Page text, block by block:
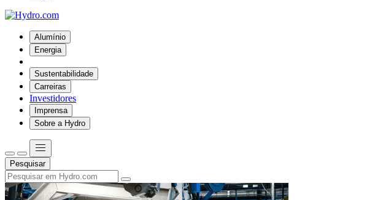
Alumínio
Energia
Sustentabilidade
Carreiras
Investidores
Imprensa
Sobre a Hydro
Pesquisar